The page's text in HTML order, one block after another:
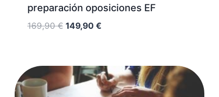
preparación oposiciones EF
169,90€ El
era:
169,90 €.
149,90 €El
es:
149,90 €.